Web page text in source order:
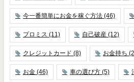
今一番簡単にお金を稼ぐ方法 (46)
プロミス (11) 自己破産 (12)
クレジットカード (8) お金持ち
お金 (46) 車の選び方 (5)